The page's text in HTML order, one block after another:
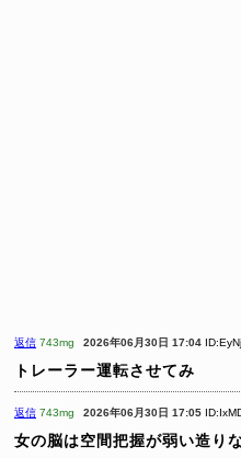
返信 743mg 2026年06月30日 17:04
トレーラー運転させてみ
返信 743mg 2026年06月30日 17:05
女の脳は空間把握が弱い造り